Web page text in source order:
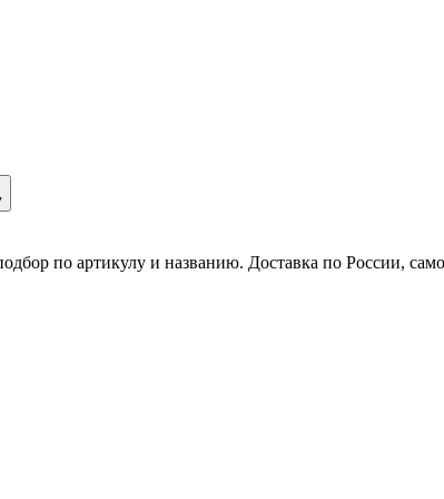
по артикулу и названию. Доставка по России,